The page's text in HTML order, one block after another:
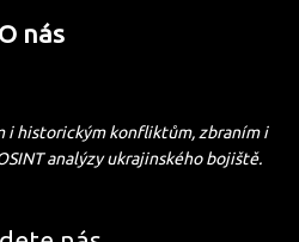
O nás
i historickým konfliktům, zbraním i
analýzy ukrajinského bojiště.